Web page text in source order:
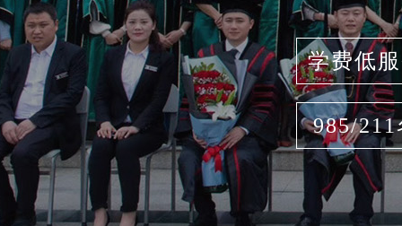
学费低
985/211